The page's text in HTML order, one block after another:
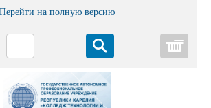
Перейти на полную версию